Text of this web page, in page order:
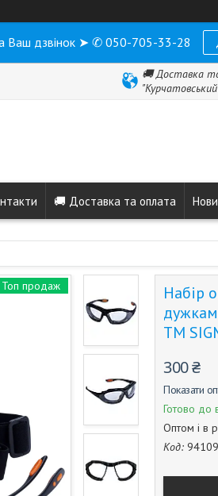
Ваш дзвінок ➤ ✆ 050-705-33-28
🚚 Доставка
🚚 Доставка та оплата
Топ продаж
Набір
ТМ
300 ₴
Показати
Готово до
Оптом і в
Код: